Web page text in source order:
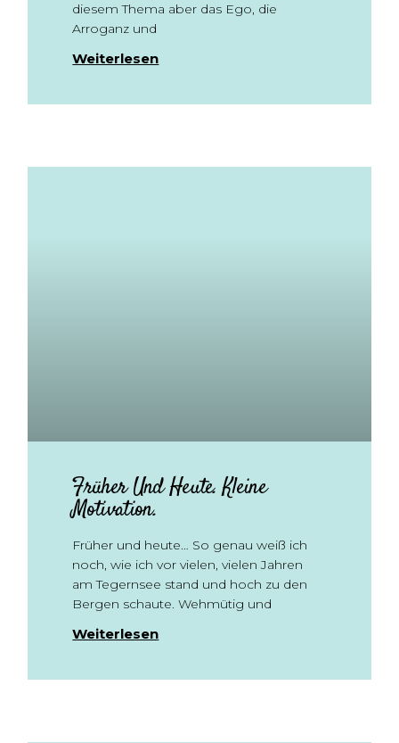
diesem Thema aber das Ego, die
Arroganz und
Weiterlesen
Früher Und Heute. Kleine
Motivation.
Früher und heute… So genau weiß ich
noch, wie ich vor vielen, vielen Jahren
am Tegernsee stand und hoch zu den
Bergen schaute. Wehmütig und
Weiterlesen